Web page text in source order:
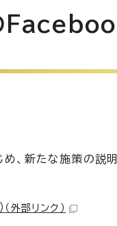
、新たな施策の説
（外部リンク）